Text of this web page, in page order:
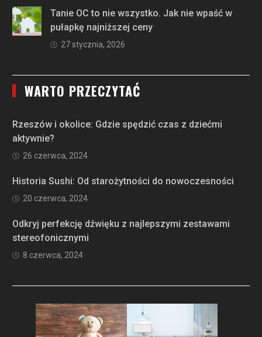
Tanie OC to nie wszystko. Jak nie wpaść w
pułapkę najniższej ceny
27 stycznia, 2026
WARTO PRZECZYTAĆ
Rzeszów i okolice: Gdzie spędzić czas z dziećmi
aktywnie?
26 czerwca, 2024
Historia Sushi: Od starożytności do nowoczesności
20 czerwca, 2024
Odkryj perfekcję dźwięku z najlepszymi zestawami
stereofonicznymi
8 czerwca, 2024